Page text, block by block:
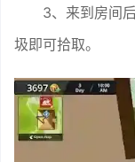
3、来到房间
圾即可拾取。